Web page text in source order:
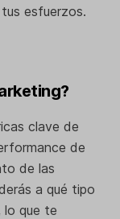
esfuerzos.
clave de
de
de las
a qué tipo
lo que te